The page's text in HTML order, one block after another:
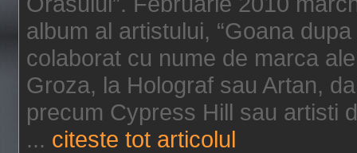
album al artistului, “Goana
colaborat cu nume de marca
Groza, la Holograf sau Artan,
precum Cypress Hill sau artisti
... citeste tot articolul